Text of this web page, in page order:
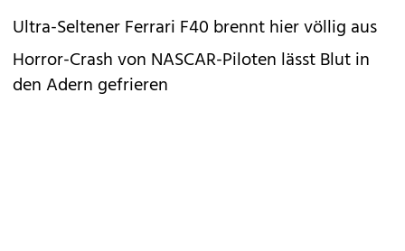
Ultra-Seltener Ferrari F40 brennt hier völlig aus
Horror-Crash von NASCAR-Piloten lässt Blut in
den Adern gefrieren